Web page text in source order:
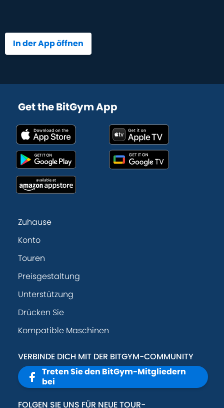
In der App öffnen
Get the BitGym App
Zuhause
Konto
Touren
Preisgestaltung
Unterstützung
Drücken Sie
Kompatible Maschinen
VERBINDE DICH MIT DER BITGYM-COMMUNITY
Treten Sie den BitGym-Mitgliedern
bei
FOLGEN SIE UNS FÜR NEUE TOUR-